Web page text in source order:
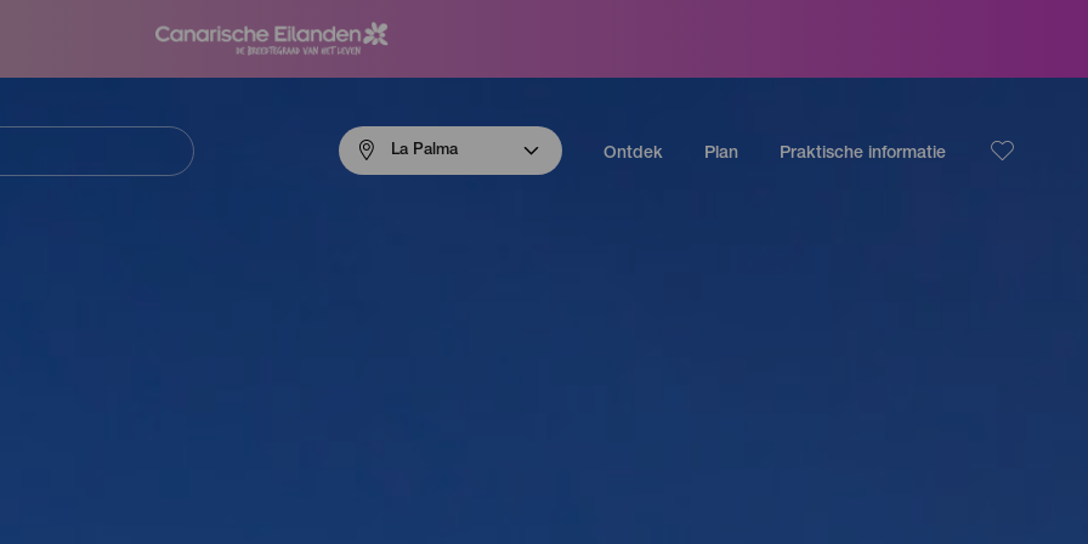
La Palma Ontdek Plan Praktische informatie